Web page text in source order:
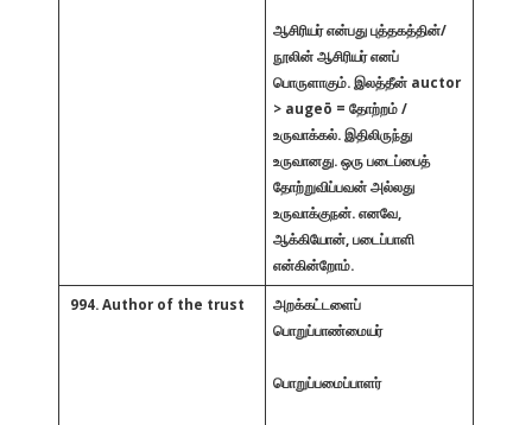
ஆசிரியர் என்பது புத்தகத்தின்/
நூலின் ஆசிரியர் எனப்
பொருளாகும். இலத்தீன் auctor
> augeō = தோற்றம் /
உருவாக்கல். இதிலிருந்து
உருவானது. ஒரு படைப்பைத்
தோற்றுவிப்பவன் அல்லது
உருவாக்குநன். எனவே,
ஆக்கியோன், படைப்பாளி
என்கின்றோம்.
994. Author of the trust
அறக்கட்டளைப்
பொறுப்பாண்மையர்
பொறுப்பமைப்பாளர்